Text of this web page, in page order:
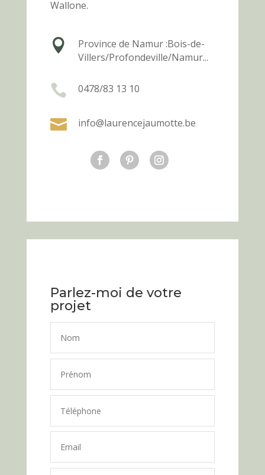
Wallone.
 Province de Namur :Bois-de-
Villers/Profondeville/Namur...
 0478/83 13 10
 info@laurencejaumotte.be
Parlez-moi de votre
projet